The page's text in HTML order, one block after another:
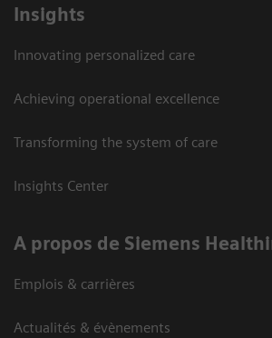
Insights
Innovating personalized care
Achieving operational excellence
Transforming the system of care
Insights Center
A propos de Siemens
Emplois & carrières
Actualités & évènements